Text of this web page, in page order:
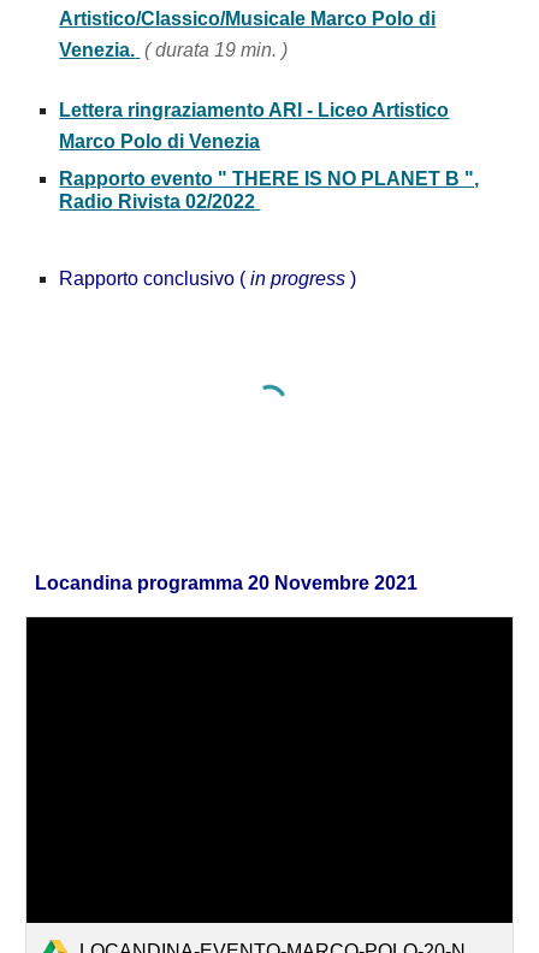
Artistico/Classico/Musicale Marco Polo di
Venezia. ( durata 19 min. )
Lettera ringraziamento ARI - Liceo Artistico
Marco Polo di Venezia
Rapporto evento " THERE IS NO PLANET B ",
Radio Rivista 02/2022
Rapporto conclusivo (in progress)
Locandina programma 20 Novembre 2021